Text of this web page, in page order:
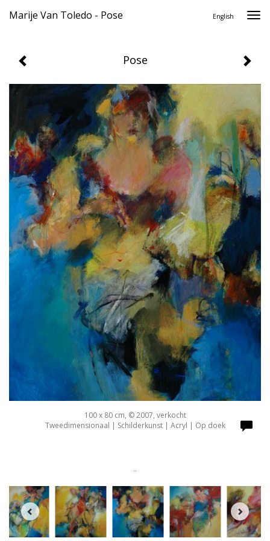
Marije Van Toledo - Pose English
Pose
100 x 80 cm, © 2007, verkocht
Tweedimensionaal | Schilderkunst | Acryl | Op doek
..